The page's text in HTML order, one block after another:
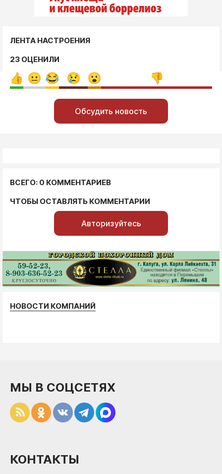
ЛЕНТА НАСТРОЕНИЯ
23 ОЦЕНИЛИ
Обсудить новость
ВСЕГО: 0 КОММЕНТАРИЕВ
ЧТОБЫ ОСТАВЛЯТЬ КОММЕНТАРИИ
Авторизуйтесь
НОВОСТИ КОМПАНИЙ
МЫ В СОЦСЕТЯХ
КОНТАКТЫ